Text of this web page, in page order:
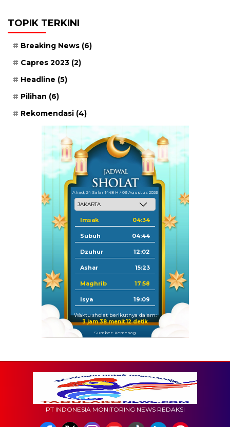
TOPIK TERKINI
Breaking News (6)
Capres 2023 (2)
Headline (5)
Pilihan (6)
Rekomendasi (4)
Ahad, 24 Safar 1448 H / 09 Agustus 2026
Imsak 04:34
Subuh 04:44
Dzuhur 12:02
Ashar 15:23
Maghrib 17:58
Isya 19:09
Waktu sholat berikutnya dalam:
3 jam 38 menit 11 detik
Sumber: Kemenag
PT INDONESIA MONITORING NEWS REDAKSI